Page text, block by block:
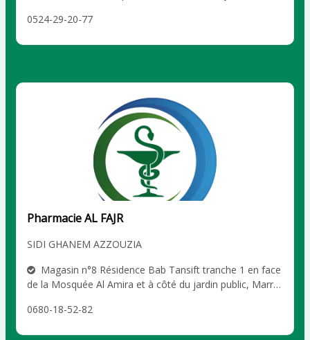
0524-29-20-77
Pharmacie AL FAJR
SIDI GHANEM AZZOUZIA
Magasin n°8 Résidence Bab Tansift tranche 1 en face
de la Mosquée Al Amira et à côté du jardin public, Marra
0680-18-52-82